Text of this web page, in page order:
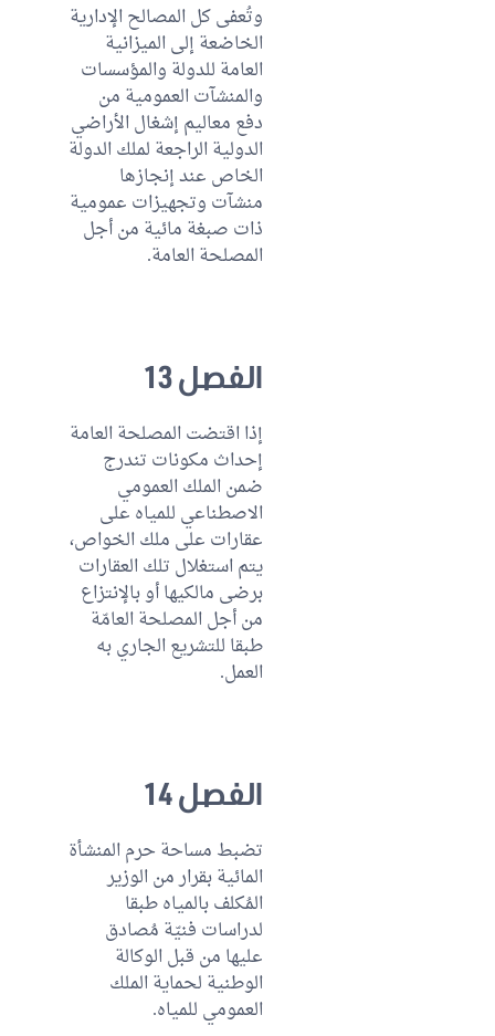
وتُعفى كل المصالح الإدارية
الخاضعة إلى الميزانية
العامة للدولة والمؤسسات
والمنشآت العمومية من
دفع معاليم إشغال الأراضي
الدولية الراجعة لملك الدولة
الخاص عند إنجازها
منشآت وتجهيزات عمومية
ذات صبغة مائية من أجل
المصلحة العامة.
الفصل 13
إذا اقتضت المصلحة العامة
إحداث مكونات تندرج
ضمن الملك العمومي
الاصطناعي للمياه على
عقارات على ملك الخواص،
يتم استغلال تلك العقارات
برضى مالكيها أو بالإنتزاع
من أجل المصلحة العامّة
طبقا للتشريع الجاري به
العمل.
الفصل 14
تضبط مساحة حرم المنشأة
المائية بقرار من الوزير
المُكلف بالمياه طبقا
لدراسات فنيّة مُصادق
عليها من قبل الوكالة
الوطنية لحماية الملك
العمومي للمياه.